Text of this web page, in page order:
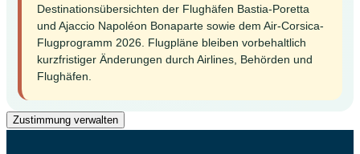
Destinationsübersichten der Flughäfen Bastia-Poretta
und Ajaccio Napoléon Bonaparte sowie dem Air-Corsica-
Flugprogramm 2026. Flugpläne bleiben vorbehaltlich
kurzfristiger Änderungen durch Airlines, Behörden und
Flughäfen.
Zustimmung verwalten